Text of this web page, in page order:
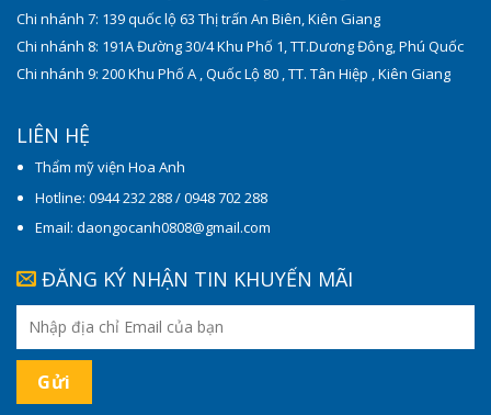
Chi nhánh 7: 139 quốc lộ 63 Thị trấn An Biên, Kiên Giang
Chi nhánh 8: 191A Đường 30/4 Khu Phố 1, TT.Dương Đông, Phú Quốc
Chi nhánh 9: 200 Khu Phố A , Quốc Lộ 80 , TT. Tân Hiệp , Kiên Giang
LIÊN HỆ
Thẩm mỹ viện Hoa Anh
Hotline: 0944 232 288 / 0948 702 288
Email: daongocanh0808@gmail.com
ĐĂNG KÝ NHẬN TIN KHUYẾN MÃI